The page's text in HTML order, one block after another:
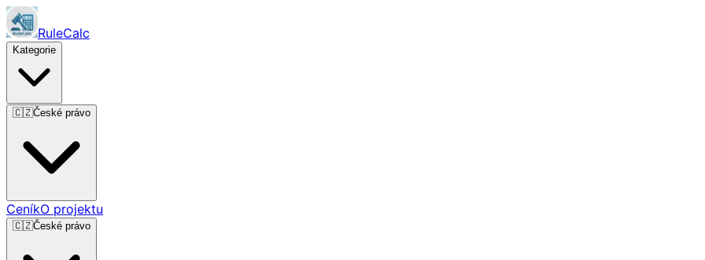
RuleCalc
Kategorie
🇨🇿České právo
CeníkO projektu
🇨🇿České právo